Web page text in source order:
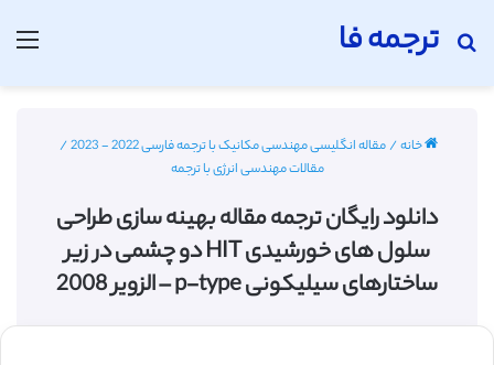
ترجمه فا
جستجو برای
خانه/مقاله انگلیسی مهندسی مکانیک با ترجمه فارسی 2022 - 2023
/
مقالات مهندسی انرژی با ترجمه
دانلود رایگان ترجمه مقاله بهینه سازی طراحی
سلول های خورشیدی HIT دو چشمی در زیر
ساختارهای سیلیکونی p-type – الزویر 2008